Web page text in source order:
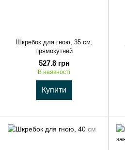
Шкребок для гною, 35 см,
прямокутний
527.8 грн
В наявності
Купити